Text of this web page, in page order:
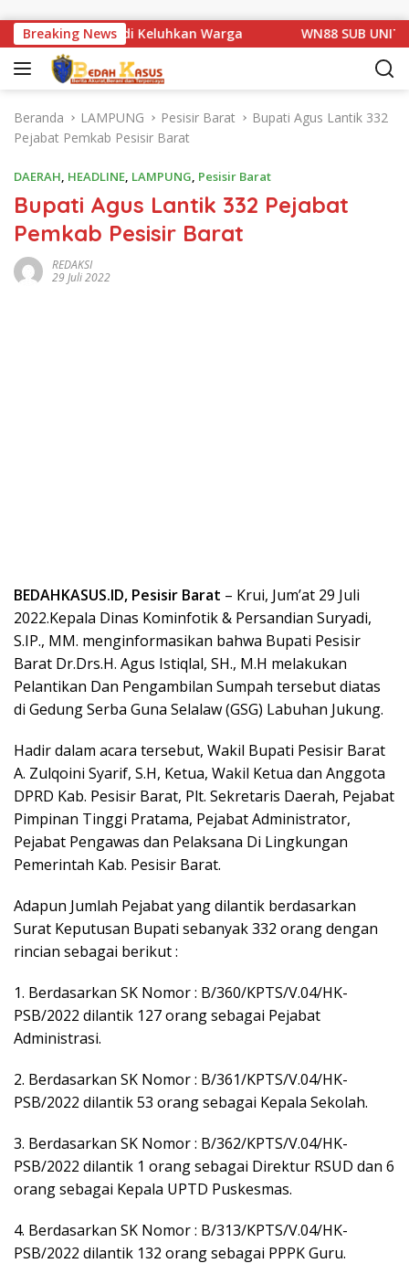
Breaking News
Basarang di Keluhkan Warga WN88 SUB UNIT 13
Beranda LAMPUNG Pesisir Barat
Bupati Agus Lantik 332
Pejabat Pemkab Pesisir Barat
DAERAH, HEADLINE, LAMPUNG, Pesisir Barat
Bupati Agus Lantik 332 Pejabat
Pemkab Pesisir Barat
REDAKSI
29 Juli 2022
BEDAHKASUS.ID, Pesisir Barat – Krui, Jum’at 29 Juli
2022.Kepala Dinas Kominfotik & Persandian Suryadi,
S.IP., MM. menginformasikan bahwa Bupati Pesisir
Barat Dr.Drs.H. Agus Istiqlal, SH., M.H melakukan
Pelantikan Dan Pengambilan Sumpah tersebut diatas
di Gedung Serba Guna Selalaw (GSG) Labuhan Jukung.
Hadir dalam acara tersebut, Wakil Bupati Pesisir Barat
A. Zulqoini Syarif, S.H, Ketua, Wakil Ketua dan Anggota
DPRD Kab. Pesisir Barat, Plt. Sekretaris Daerah, Pejabat
Pimpinan Tinggi Pratama, Pejabat Administrator,
Pejabat Pengawas dan Pelaksana Di Lingkungan
Pemerintah Kab. Pesisir Barat.
Adapun Jumlah Pejabat yang dilantik berdasarkan
Surat Keputusan Bupati sebanyak 332 orang dengan
rincian sebagai berikut :
1. Berdasarkan SK Nomor : B/360/KPTS/V.04/HK-
PSB/2022 dilantik 127 orang sebagai Pejabat
Administrasi.
2. Berdasarkan SK Nomor : B/361/KPTS/V.04/HK-
PSB/2022 dilantik 53 orang sebagai Kepala Sekolah.
3. Berdasarkan SK Nomor : B/362/KPTS/V.04/HK-
PSB/2022 dilantik 1 orang sebagai Direktur RSUD dan 6
orang sebagai Kepala UPTD Puskesmas.
4. Berdasarkan SK Nomor : B/313/KPTS/V.04/HK-
PSB/2022 dilantik 132 orang sebagai PPPK Guru.